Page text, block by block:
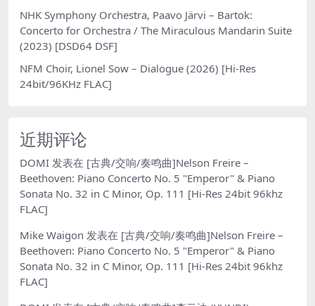
NHK Symphony Orchestra, Paavo Järvi – Bartok:
Concerto for Orchestra / The Miraculous Mandarin Suite
(2023) [DSD64 DSF]
NFM Choir, Lionel Sow – Dialogue (2026) [Hi-Res
24bit/96KHz FLAC]
近期评论
DOMI 发表在 [古典/交响/奏鸣曲]Nelson Freire –
Beethoven: Piano Concerto No. 5 "Emperor" & Piano
Sonata No. 32 in C Minor, Op. 111 [Hi-Res 24bit 96khz
FLAC]
Mike Waigon 发表在 [古典/交响/奏鸣曲]Nelson Freire –
Beethoven: Piano Concerto No. 5 "Emperor" & Piano
Sonata No. 32 in C Minor, Op. 111 [Hi-Res 24bit 96khz
FLAC]